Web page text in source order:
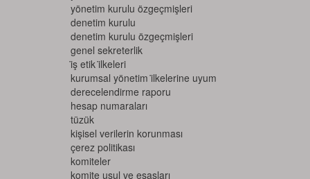
yönetim kurulu özgeçmişleri
denetim kurulu
denetim kurulu özgeçmişleri
genel sekreterlik
i̇ş etik i̇lkeleri
kurumsal yönetim i̇lkelerine uyum d
erecelendirme raporu
hesap numaraları
tüzük
kişisel verilerin korunması
çerez politikası
komiteler
komite usul ve esasları